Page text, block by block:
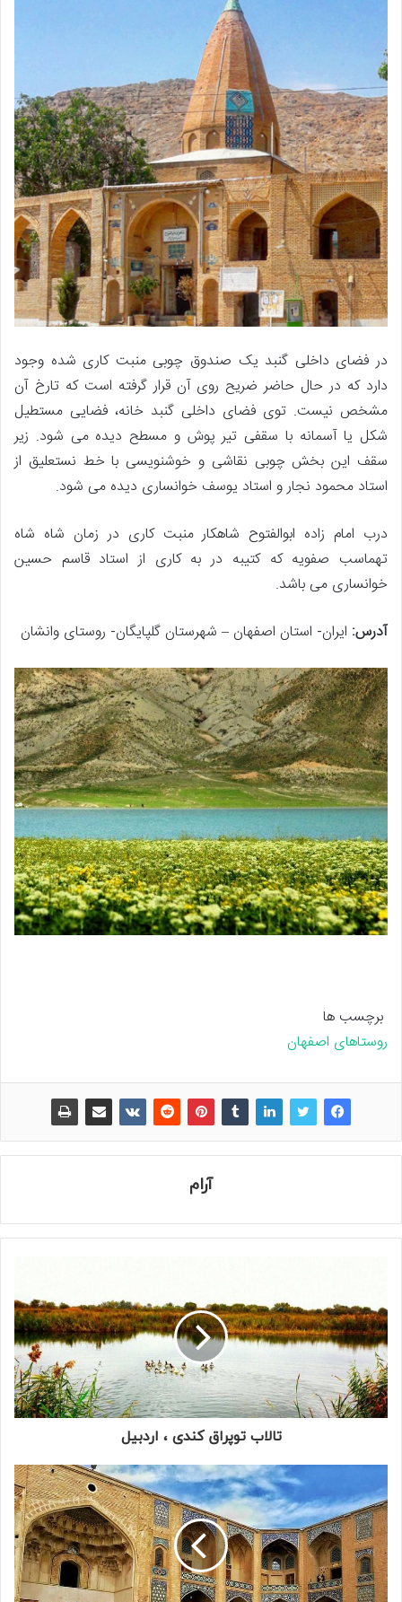
در فضای داخلی گنبد یک صندوق چوبی منبت کاری شده وجود
دارد که در حال حاضر ضریح روی آن قرار گرفته است که تارخ آن
مشخص نیست. توی فضای داخلی گنبد خانه، فضایی مستطیل
شکل یا آسمانه با سقفی تیر پوش و مسطح دیده می شود. زیر
سقف این بخش چوبی نقاشی و خوشنویسی با خط نستعلیق از
استاد محمود نجار و استاد یوسف خوانساری دیده می شود.
درب امام زاده ابوالفتوح شاهکار منبت کاری در زمان شاه شاه
تهماسب صفویه که کتیبه در به کاری از استاد قاسم حسین
خوانساری می باشد.
آدرس: ایران- استان اصفهان – شهرستان گلپایگان- روستای وانشان
برچسب ها
روستاهای اصفهان
آرام
تالاب توپراق کندی ، اردبیل